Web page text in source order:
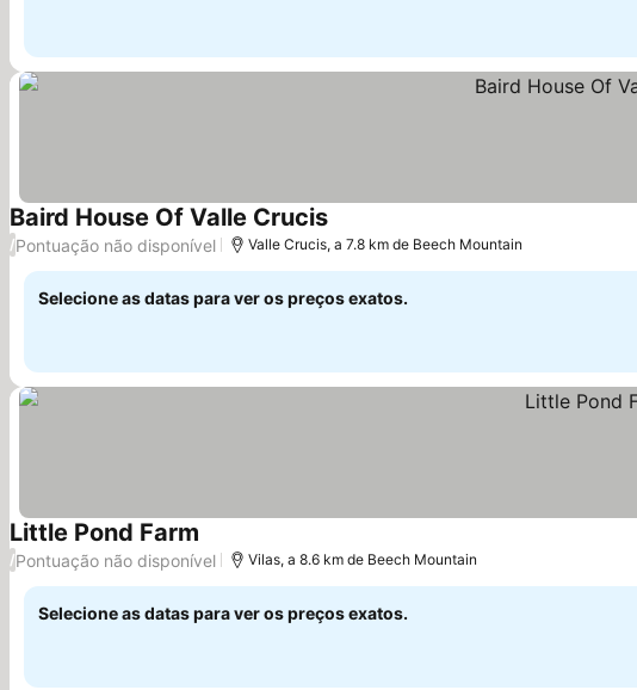
Baird House Of Valle CrucisVer preços
/Pontuação não disponível Valle Crucis, a 7.8 km de Beech Mountain
Selecione as datas para ver os preços exatos.
Little Pond Farm Ver preços
/Pontuação não disponível Vilas, a 8.6 km de Beech Mountain
Selecione as datas para ver os preços exatos.